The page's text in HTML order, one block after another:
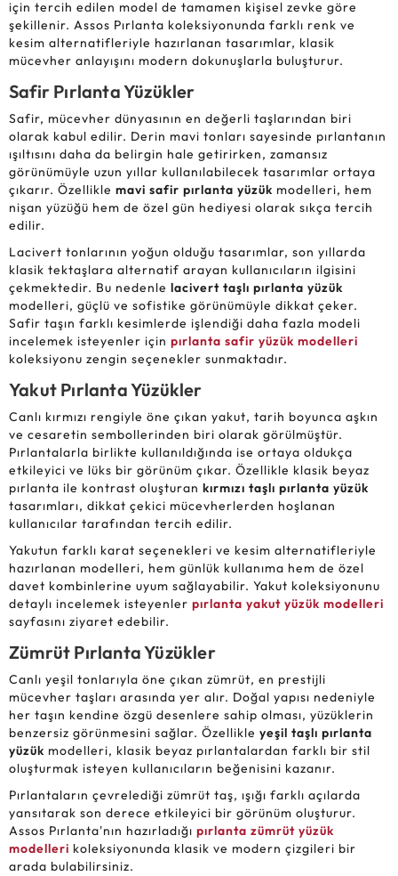
için tercih edilen model de tamamen kişisel zevke göre
şekillenir. Assos Pırlanta koleksiyonunda farklı renk ve
kesim alternatifleriyle hazırlanan tasarımlar, klasik
mücevher anlayışını modern dokunuşlarla buluşturur.
Safir Pırlanta Yüzükler
Safir, mücevher dünyasının en değerli taşlarından biri
olarak kabul edilir. Derin mavi tonları sayesinde pırlantanın
ışıltısını daha da belirgin hale getirirken, zamansız
görünümüyle uzun yıllar kullanılabilecek tasarımlar ortaya
çıkarır. Özellikle mavi safir pırlanta yüzük modelleri, hem
nişan yüzüğü hem de özel gün hediyesi olarak sıkça tercih
edilir.
Lacivert tonlarının yoğun olduğu tasarımlar, son yıllarda
klasik tektaşlara alternatif arayan kullanıcıların ilgisini
çekmektedir. Bu nedenle lacivert taşlı pırlanta yüzük
modelleri, güçlü ve sofistike görünümüyle dikkat çeker.
Safir taşın farklı kesimlerde işlendiği daha fazla modeli
incelemek isteyenler için pırlanta safir yüzük modelleri
koleksiyonu zengin seçenekler sunmaktadır.
Yakut Pırlanta Yüzükler
Canlı kırmızı rengiyle öne çıkan yakut, tarih boyunca aşkın
ve cesaretin sembollerinden biri olarak görülmüştür.
Pırlantalarla birlikte kullanıldığında ise ortaya oldukça
etkileyici ve lüks bir görünüm çıkar. Özellikle klasik beyaz
pırlanta ile kontrast oluşturan kırmızı taşlı pırlanta yüzük
tasarımları, dikkat çekici mücevherlerden hoşlanan
kullanıcılar tarafından tercih edilir.
Yakutun farklı karat seçenekleri ve kesim alternatifleriyle
hazırlanan modelleri, hem günlük kullanıma hem de özel
davet kombinlerine uyum sağlayabilir. Yakut koleksiyonunu
detaylı incelemek isteyenler pırlanta yakut yüzük modelleri
sayfasını ziyaret edebilir.
Zümrüt Pırlanta Yüzükler
Canlı yeşil tonlarıyla öne çıkan zümrüt, en prestijli
mücevher taşları arasında yer alır. Doğal yapısı nedeniyle
her taşın kendine özgü desenlere sahip olması, yüzüklerin
benzersiz görünmesini sağlar. Özellikle yeşil taşlı pırlanta
yüzük modelleri, klasik beyaz pırlantalardan farklı bir stil
oluşturmak isteyen kullanıcıların beğenisini kazanır.
Pırlantaların çevrelediği zümrüt taş, ışığı farklı açılarda
yansıtarak son derece etkileyici bir görünüm oluşturur.
Assos Pırlanta'nın hazırladığı pırlanta zümrüt yüzük
modelleri koleksiyonunda klasik ve modern çizgileri bir
arada bulabilirsiniz.